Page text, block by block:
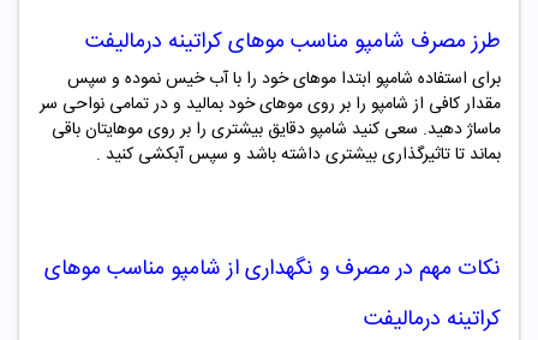
طرز مصرف شامپو مناسب موهای کراتینه درمالیفت
برای استفاده شامپو ابتدا موهای خود را با آب خیس نموده و سپس
مقدار کافی از شامپو را بر روی موهای خود بمالید و در تمامی نواحی سر
ماساژ دهید. سعی کنید شامپو دقایق بیشتری را بر روی موهایتان باقی
بماند تا تاثیرگذاری بیشتری داشته باشد و سپس آبکشی کنید .
نکات مهم در مصرف و نگهداری ازشامپو مناسب موهای
کراتینه درمالیفت